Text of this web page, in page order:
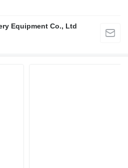
Equipment Co., Ltd